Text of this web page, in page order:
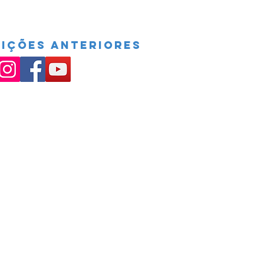
ANTERIORES